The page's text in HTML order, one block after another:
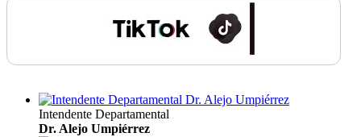
Intendente Departamental
Dr. Alejo Umpiérrez